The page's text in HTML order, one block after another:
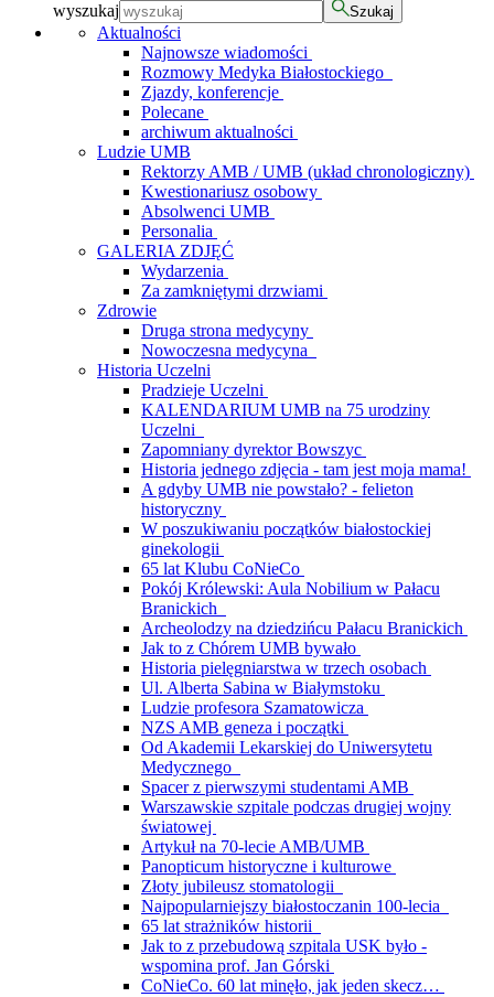
wyszukaj Szukaj
Aktualności
Najnowsze wiadomości
Rozmowy Medyka Białostockiego
Zjazdy, konferencje
Polecane
archiwum aktualności
Ludzie UMB
Rektorzy AMB / UMB (układ chronologiczny)
Kwestionariusz osobowy
Absolwenci UMB
Personalia
GALERIA ZDJĘĆ
Wydarzenia
Za zamkniętymi drzwiami
Zdrowie
Druga strona medycyny
Nowoczesna medycyna
Historia Uczelni
Pradzieje Uczelni
KALENDARIUM UMB na 75 urodziny
Uczelni
Zapomniany dyrektor Bowszyc
Historia jednego zdjęcia - tam jest moja mama!
A gdyby UMB nie powstało? - felieton
historyczny
W poszukiwaniu początków białostockiej
ginekologii
65 lat Klubu CoNieCo
Pokój Królewski: Aula Nobilium w Pałacu
Branickich
Archeolodzy na dziedzińcu Pałacu Branickich
Jak to z Chórem UMB bywało
Historia pielęgniarstwa w trzech osobach
Ul. Alberta Sabina w Białymstoku
Ludzie profesora Szamatowicza
NZS AMB geneza i początki
Od Akademii Lekarskiej do Uniwersytetu
Medycznego
Spacer z pierwszymi studentami AMB
Warszawskie szpitale podczas drugiej wojny
światowej
Artykuł na 70-lecie AMB/UMB
Panopticum historyczne i kulturowe
Złoty jubileusz stomatologii
Najpopularniejszy białostoczanin 100-lecia
65 lat strażników historii
Jak to z przebudową szpitala USK było -
wspomina prof. Jan Górski
CoNieCo. 60 lat minęło, jak jeden skecz…